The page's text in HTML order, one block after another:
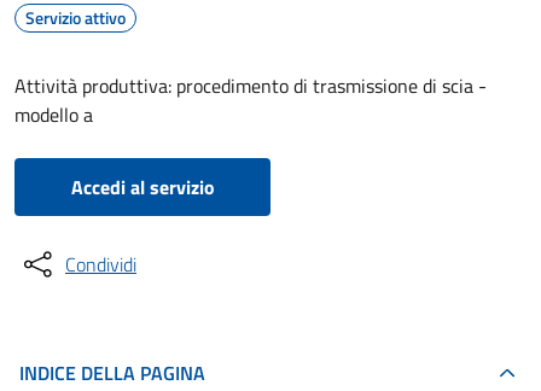
Servizio attivo
Attività produttiva: procedimento di trasmissione di scia -
modello a
Accedi al servizio
Condividi
INDICE DELLA PAGINA